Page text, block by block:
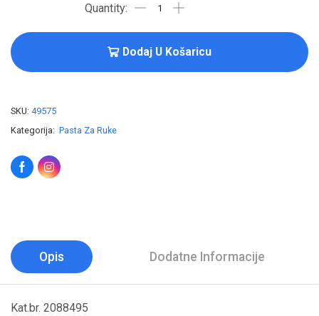
Dodaj U Košaricu
SKU: 49575
Kategorija: Pasta Za Ruke
Opis Dodatne Informacije
Kat.br. 2088495